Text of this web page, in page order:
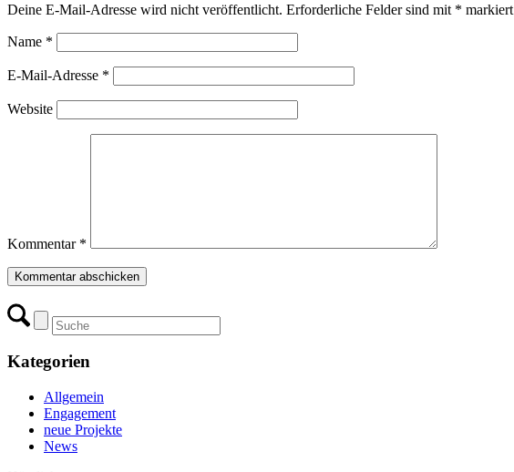
Deine E-Mail-Adresse wird nicht veröffentlicht. Erforderliche Felder sind mit * markiert
Name *
E-Mail-Adresse *
Website
Kommentar *
Kategorien
Allgemein
Engagement
neue Projekte
News